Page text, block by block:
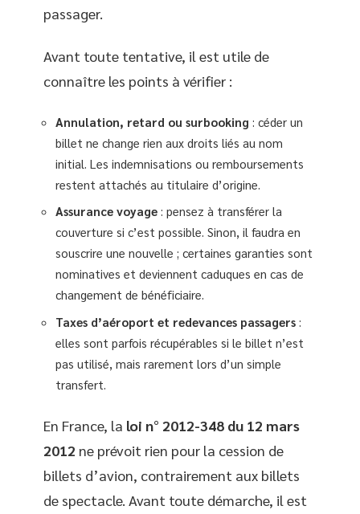
passager.
Avant toute tentative, il est utile de
connaître les points à vérifier :
Annulation, retard ou surbooking : céder un
billet ne change rien aux droits liés au nom
initial. Les indemnisations ou remboursements
restent attachés au titulaire d’origine.
Assurance voyage : pensez à transférer la
couverture si c’est possible. Sinon, il faudra en
souscrire une nouvelle ; certaines garanties sont
nominatives et deviennent caduques en cas de
changement de bénéficiaire.
Taxes d’aéroport et redevances passagers :
elles sont parfois récupérables si le billet n’est
pas utilisé, mais rarement lors d’un simple
transfert.
En France, la loi n° 2012-348 du 12 mars
2012 ne prévoit rien pour la cession de
billets d’avion, contrairement aux billets
de spectacle. Avant toute démarche, il est